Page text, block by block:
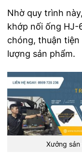
Nhờ quy trình
khớp nối ống HJ-
chóng, thuận
lượng sản phẩm.
Xưởng